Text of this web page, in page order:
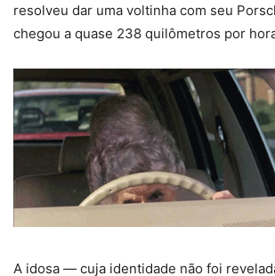
resolveu dar uma voltinha com seu
chegou a quase 238 quilômetros por
A idosa — cuja identidade não foi